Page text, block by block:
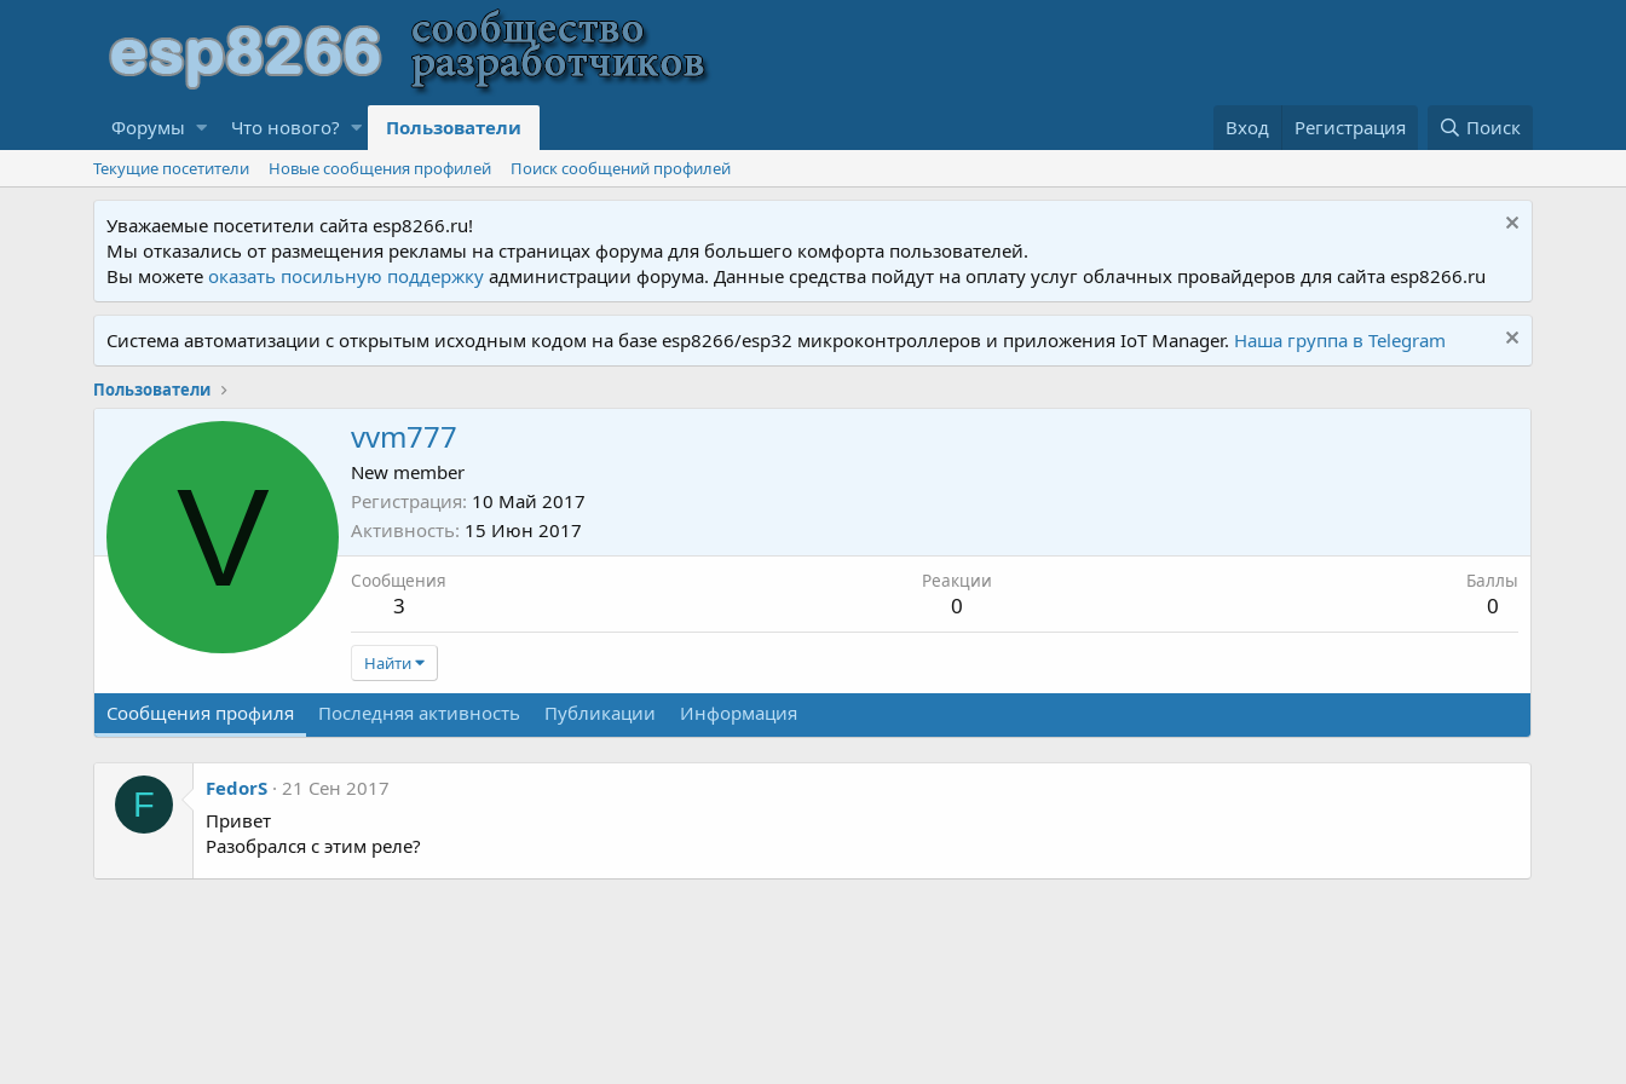
Форумы Что нового? Пользователи Вход Регистрация Поиск
Текущие посетители Новые сообщения профилей Поиск сообщений профилей
Уважаемые посетители сайта esp8266.ru!
Мы отказались от размещения рекламы на страницах форума для большего комфорта пользователей.
Вы можетеоказать посильную поддержку администрации форума. Данные средства пойдут на оплату услуг облачных провайдеров для сайта esp8266.ru
Система автоматизации с открытым исходным кодом на базе esp8266/esp32 микроконтроллеров и приложения IoT Manager. Наша группа в Telegram
Пользователи
V
vvm777
New member
Регистрация 10 Май 2017
Активность 15 Июн 2017
Сообщения
3
Реакции
0
Баллы
0
Найти
Сообщения профиля Последняя активность Публикации Информация
F FedorS
21 Сен 2017
Привет
Разобрался с этим реле?